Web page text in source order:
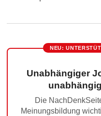
NEU:
Unabhängiger
Die
Meinungsbildung